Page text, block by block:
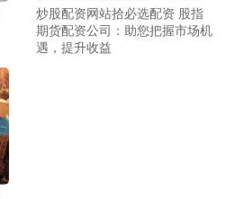
炒股配资网站拾必选配资 股指
期货配资公司：助您把握市场机
遇，提升收益